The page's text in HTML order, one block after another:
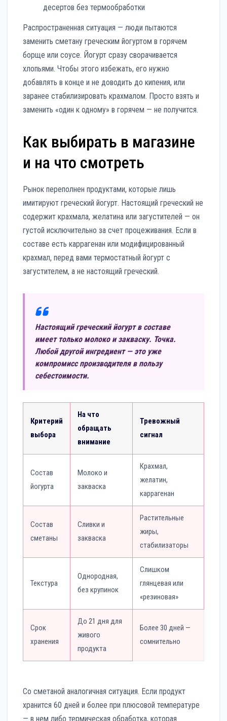
десертов без термообработки
Распространенная ситуация — люди пытаются
заменить сметану греческим йогуртом в горячем
борще или соусе. Йогурт сразу сворачивается
хлопьями. Чтобы этого избежать, его нужно
добавлять в конце и не доводить до кипения, или
заранее стабилизировать крахмалом. Просто взять и
заменить «один к одному» в горячем — не получится.
Как выбирать в магазине
и на что смотреть
Рынок переполнен продуктами, которые лишь
имитируют греческий йогурт. Настоящий греческий не
содержит крахмала, желатина или загустителей — он
густой исключительно за счет процеживания. Если в
составе есть каррагенан или модифицированный
крахмал, перед вами термостатный йогурт с
загустителем, а не настоящий греческий.
Настоящий греческий йогурт в составе
имеет только молоко и закваску. Точка.
Любой другой ингредиент — это уже
компромисс производителя в пользу
себестоимости.
Критерий
выбора
На что
обращать
внимание
Тревожный
сигнал
Состав
йогурта
Молоко и
закваска
Крахмал,
желатин,
каррагенан
Состав
сметаны
Сливки и
закваска
Растительные
жиры,
стабилизаторы
Текстура
Однородная,
без крупинок
Слишком
глянцевая или
«резиновая»
Срок
хранения
До 21 дня для
живого
продукта
Более 30 дней —
сомнительно
Со сметаной аналогичная ситуация. Если продукт
хранится 60 дней и более при плюсовой температуре
— в нем либо термическая обработка, которая